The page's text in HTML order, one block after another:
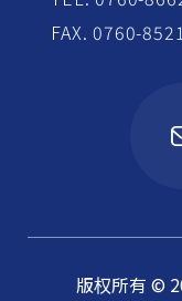
FAX. 0760-
版权所有 ©